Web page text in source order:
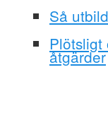
Så
Plötsligt
åtgärder